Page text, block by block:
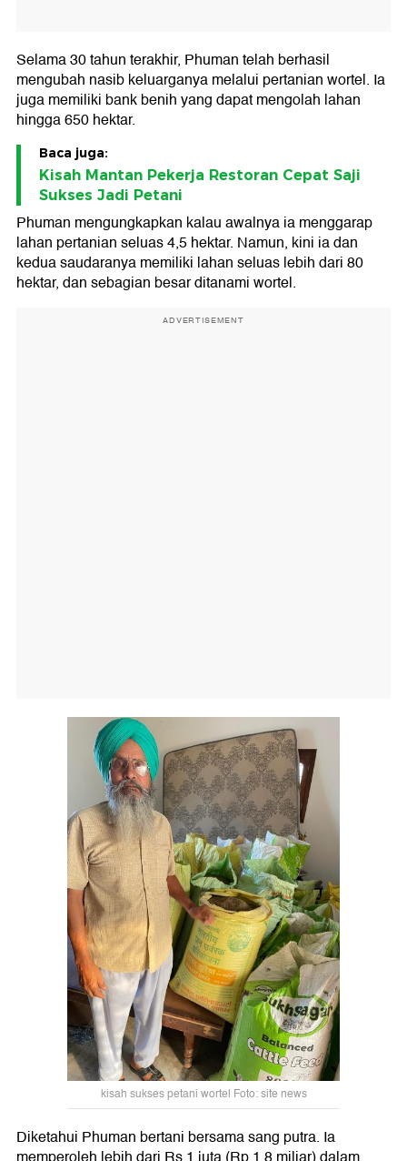
Selama 30 tahun terakhir, Phuman telah berhasil
mengubah nasib keluarganya melalui pertanian wortel. Ia
juga memiliki bank benih yang dapat mengolah lahan
hingga 650 hektar.
Baca juga:
Kisah Mantan Pekerja Restoran Cepat Saji
Sukses Jadi Petani
Phuman mengungkapkan kalau awalnya ia menggarap
lahan pertanian seluas 4,5 hektar. Namun, kini ia dan
kedua saudaranya memiliki lahan seluas lebih dari 80
hektar, dan sebagian besar ditanami wortel.
ADVERTISEMENT
kisah sukses petani wortel Foto: site news
Diketahui Phuman bertani bersama sang putra. Ia